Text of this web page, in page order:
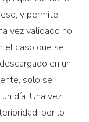
y permite
vez validado no
el caso que se
en un
solo se
día. Una vez
por lo